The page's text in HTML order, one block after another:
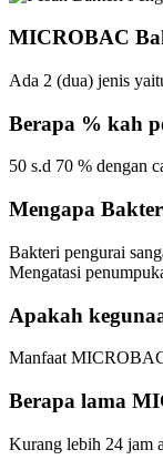
MICROBAC
Ada 2 (dua) jenis
Berapa % kah
50 s.d 70 % dengan
Mengapa
Bakteri pengurai
Mengatasi
Apakah
Manfaat MICROBAC
Berapa lama
Kurang lebih 24 jam